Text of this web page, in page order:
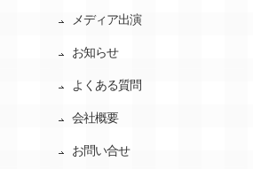
メディア出演
お知らせ
よくある質問
会社概要
お問い合せ